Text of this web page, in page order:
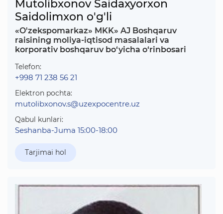
Mutolibxonov Saidaxyorxon
Saidolimxon o'g'li
«O'zekspomarkaz» MKK» AJ Boshqaruv
raisining moliya-iqtisod masalalari va
korporativ boshqaruv bo‘yicha o‘rinbosari
Telefon:
+998 71 238 56 21
Elektron pochta:
mutolibxonov.s@uzexpocentre.uz
Qabul kunlari:
Seshanba-Juma 15:00-18:00
Tarjimai hol